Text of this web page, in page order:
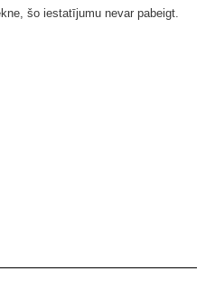
šo iestatījumu nevar pabeigt.